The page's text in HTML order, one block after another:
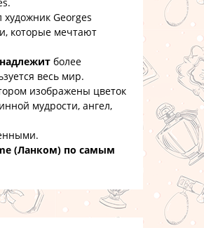
Georges
которые мечтают
более
весь мир.
изображены цветок
мудрости, ангел,
(Ланком) по самым